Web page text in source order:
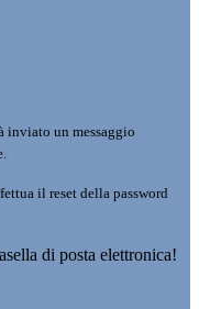
inviato un messaggio
il reset della password
di posta elettronica!